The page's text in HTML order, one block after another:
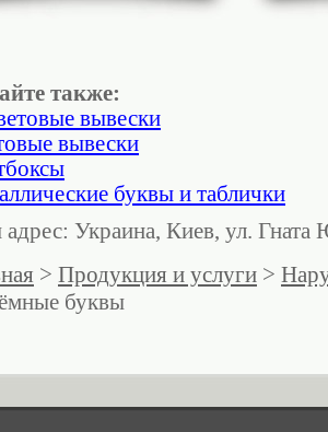
также:
вывески
вывески
буквы и таблички
Украина, Киев, ул.
> Продукция и услуги >
буквы